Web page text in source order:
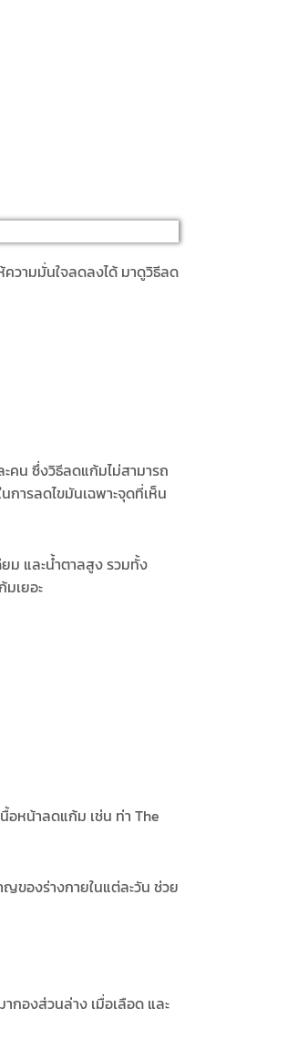
วามมั่นใจลดลงได้ มาดูวิธีลด
คน ซึ่งวิธีลดแก้มไม่สามารถ
การลดไขมันเฉพาะจุดที่เห็น
ม และน้ำตาลสูง รวมทั้ง
เยอะ
อหน้าลดแก้ม เช่น ท่า The
ของร่างกายในแต่ละวัน ช่วย
กองส่วนล่าง เมื่อเลือด และ